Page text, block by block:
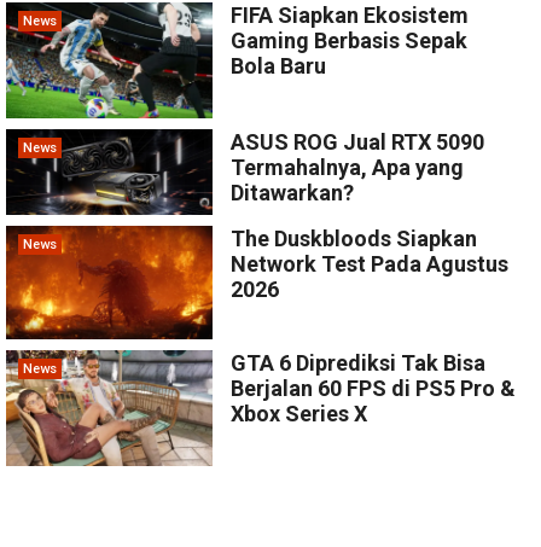
News
FIFA Siapkan Ekosistem
Gaming Berbasis Sepak
Bola Baru
News
ASUS ROG Jual RTX 5090
Termahalnya, Apa yang
Ditawarkan?
News
The Duskbloods Siapkan
Network Test Pada Agustus
2026
News
GTA 6 Diprediksi Tak Bisa
Berjalan 60 FPS di PS5 Pro &
Xbox Series X